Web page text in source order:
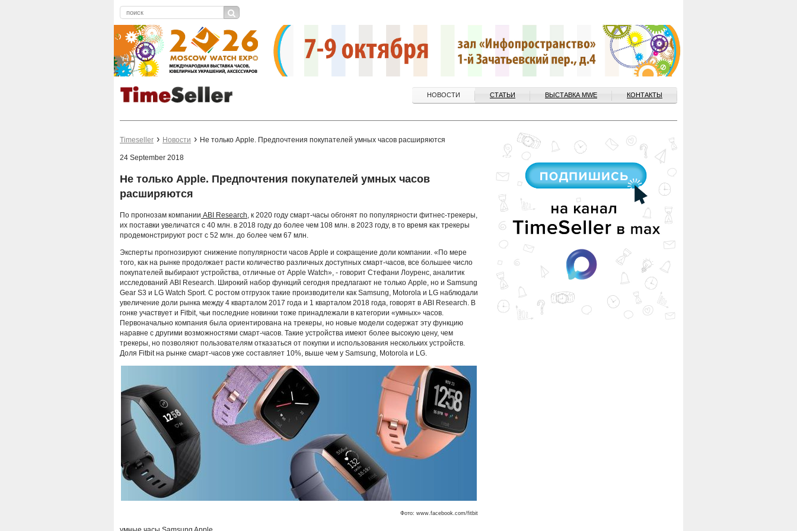
НОВОСТИ СТАТЬИ ВЫСТАВКА MWE КОНТАКТЫ
Timeseller Новости Не только Apple. Предпочтения покупателей умных часов расширяются
24 September 2018
Не только Apple. Предпочтения покупателей умных часов
расширяются
По прогнозам компании ABI Research, к 2020 году смарт-часы обгонят по популярности фитнес-трекеры,
их поставки увеличатся с 40 млн. в 2018 году до более чем 108 млн. в 2023 году, в то время как трекеры
продемонстрируют рост с 52 млн. до более чем 67 млн.
Эксперты прогнозируют снижение популярности часов Apple и сокращение доли компании. «По мере
того, как на рынке продолжает расти количество различных доступных смарт-часов, все большее число
покупателей выбирают устройства, отличные от Apple Watch», - говорит Стефани Лоуренс, аналитик
исследований ABI Research. Широкий набор функций сегодня предлагают не только Apple, но и Samsung
Gear S3 и LG Watch Sport. С ростом отгрузок такие производители как Samsung, Motorola и LG наблюдали
увеличение доли рынка между 4 кварталом 2017 года и 1 кварталом 2018 года, говорят в ABI Research. В
гонке участвует и Fitbit, чьи последние новинки тоже принадлежали в категории «умных» часов.
Первоначально компания была ориентирована на трекеры, но новые модели содержат эту функцию
наравне с другими возможностями смарт-часов. Такие устройства имеют более высокую цену, чем
трекеры, но позволяют пользователям отказаться от покупки и использования нескольких устройств.
Доля Fitbit на рынке смарт-часов уже составляет 10%, выше чем у Samsung, Motorola и LG.
Фото: www.facebook.com/fitbit